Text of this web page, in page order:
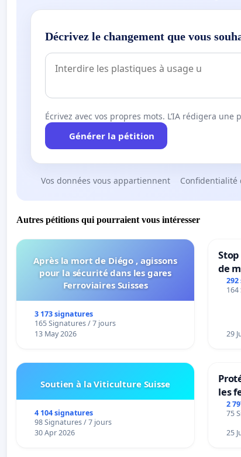
Décrivez le changement que vous
Écrivez avec vos propres mots. L’IA rédigera
Générer la pétition
Vos données vous appartiennent Confidentialité
Autres pétitions qui pourraient vous intéresser
Après la mort de Diégo , agissons
pour la sécurité dans les gares
Ferroviaires Suisses
3 173 signatures
165 Signatures / 7 jours
13 May 2026
de
29
Soutien à la Viticulture Suisse
4 104 signatures
98 Signatures / 7 jours
30 Apr 2026
les
2
75
25